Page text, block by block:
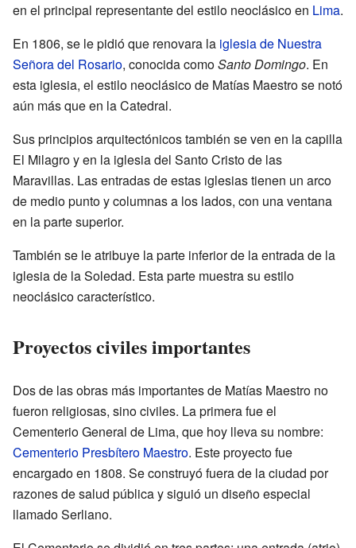
en el principal representante del estilo neoclásico en Lima.
En 1806, se le pidió que renovara la iglesia de Nuestra
Señora del Rosario, conocida comoSanto Domingo. En
esta iglesia, el estilo neoclásico de Matías Maestro se notó
aún más que en la Catedral.
Sus principios arquitectónicos también se ven en la capilla
El Milagro y en la iglesia del Santo Cristo de las
Maravillas. Las entradas de estas iglesias tienen un arco
de medio punto y columnas a los lados, con una ventana
en la parte superior.
También se le atribuye la parte inferior de la entrada de la
iglesia de la Soledad. Esta parte muestra su estilo
neoclásico característico.
Proyectos civiles importantes
Dos de las obras más importantes de Matías Maestro no
fueron religiosas, sino civiles. La primera fue el
Cementerio General de Lima, que hoy lleva su nombre:
Cementerio Presbítero Maestro. Este proyecto fue
encargado en 1808. Se construyó fuera de la ciudad por
razones de salud pública y siguió un diseño especial
llamado Serliano.